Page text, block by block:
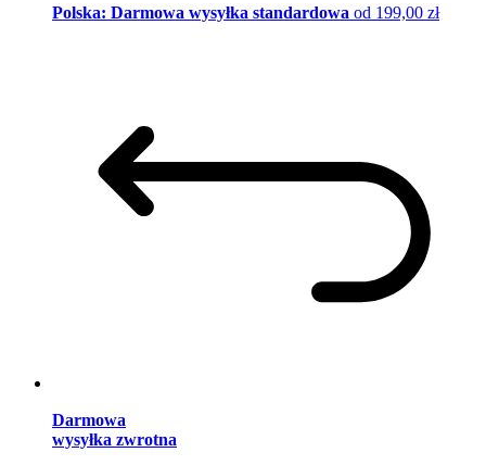
Polska: Darmowa wysyłka standardowa od 199,00 zł
Darmowa
wysyłka zwrotna